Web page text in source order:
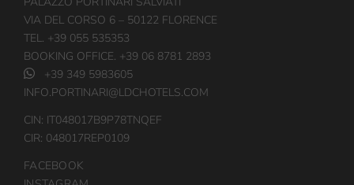
VIA DEL CORSO 6 – 50122 FLORENCE
TEL. +39 055 535353
BOOKING OFFICE. +39 06 8781 2893
+39 349 5983605
INFO.PORTINARI@LDCHOTELS.COM
CIN: IT048017B9P78TNQEF
CIR: 048017REP0109
FACEBOOK